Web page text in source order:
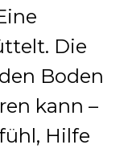
Die
Boden
kann –
Hilfe